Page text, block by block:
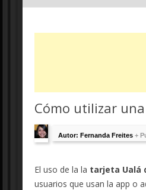
Cómo utilizar
Autor: Fernanda Freites +
El uso de la la tarjeta Ualá
usuarios que usan la app o